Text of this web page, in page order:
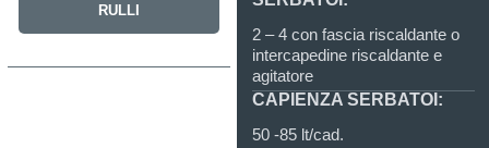
RULLI
2 – 4 con fascia riscaldante o
intercapedine riscaldante e
agitatore
CAPIENZA SERBATOI:
50 -85 lt/cad.